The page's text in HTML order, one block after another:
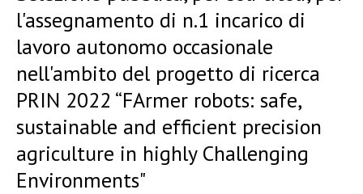
l'assegnamento di n.1 incarico di
lavoro autonomo occasionale
nell'ambito del progetto di ricerca
PRIN 2022 “FArmer robots: safe,
sustainable and efficient precision
agriculture in highly Challenging
Environments"